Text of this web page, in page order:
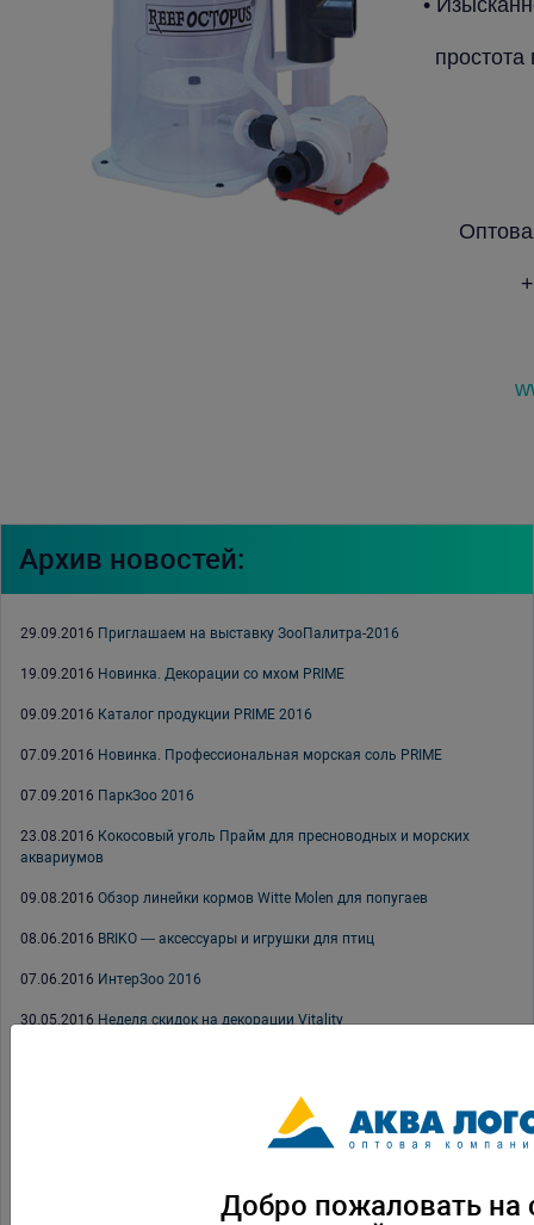
•
простота
Архив новостей:
29.09.2016 Приглашаем на выставку ЗооПалитра-2016
19.09.2016 Новинка. Декорации со мхом PRIME
09.09.2016 Каталог продукции PRIME 2016
07.09.2016 Новинка. Профессиональная морская соль PRIME
07.09.2016 ПаркЗоо 2016
23.08.2016 Кокосовый уголь Прайм для пресноводных и морских
аквариумов
09.08.2016 Обзор линейки кормов Witte Molen для попугаев
08.06.2016 BRIKO — аксессуары и игрушки для птиц
07.06.2016 ИнтерЗоо 2016
30.05.2016Неделя скидок на декорации Vitality
Добро пожаловать на